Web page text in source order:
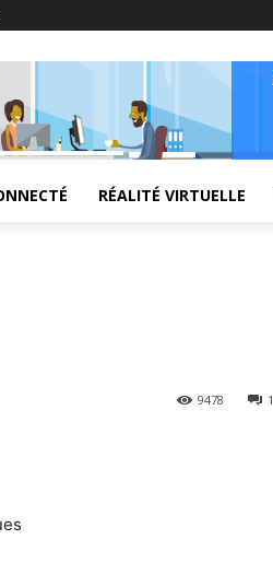
RÉALITÉ VIRTUELLE
1
9478